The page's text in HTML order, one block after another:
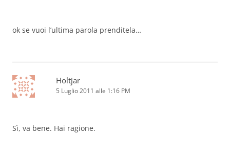
ok se vuoi l’ultima parola prenditela…
Holtjar
5 Luglio 2011 alle 1:16 PM
Sì, va bene. Hai ragione.